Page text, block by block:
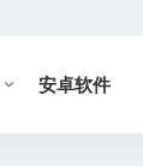
安卓软件